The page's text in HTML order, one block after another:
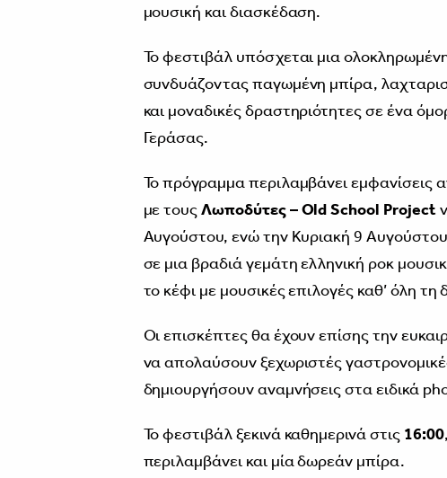
μουσική και διασκέδαση.
Το φεστιβάλ υπόσχεται μια
συνδυάζοντας παγωμένη μπίρα,
και μοναδικές δραστηριότητες σε ένα
Γεράσας.
Το πρόγραμμα περιλαμβάνει εμφανίσεις
με τουςΛωποδύτες – Old School Project
Αυγούστου, ενώ την Κυριακή 9
σε μια βραδιά γεμάτη ελληνική ροκ
το κέφι με μουσικές επιλογές καθ’ όλη
Οι επισκέπτες θα έχουν επίσης την
να απολαύσουν ξεχωριστές
δημιουργήσουν αναμνήσεις στα ειδικά
Το φεστιβάλ ξεκινά καθημερινά στις 16:00
περιλαμβάνει και μία δωρεάν μπίρα.